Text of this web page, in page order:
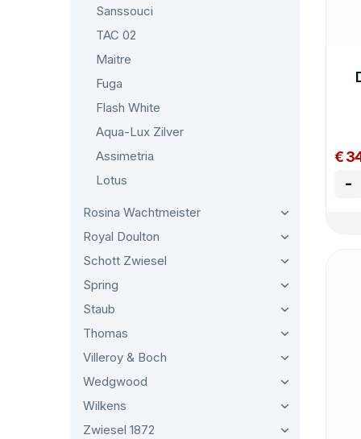
Sanssouci
TAC 02
Maitre
Fuga
Flash White
Aqua-Lux Zilver
Assimetria
Lotus
Rosina Wachtmeister
Royal Doulton
Schott Zwiesel
Spring
Staub
Thomas
Villeroy & Boch
Wedgwood
Wilkens
Zwiesel 1872
€
-